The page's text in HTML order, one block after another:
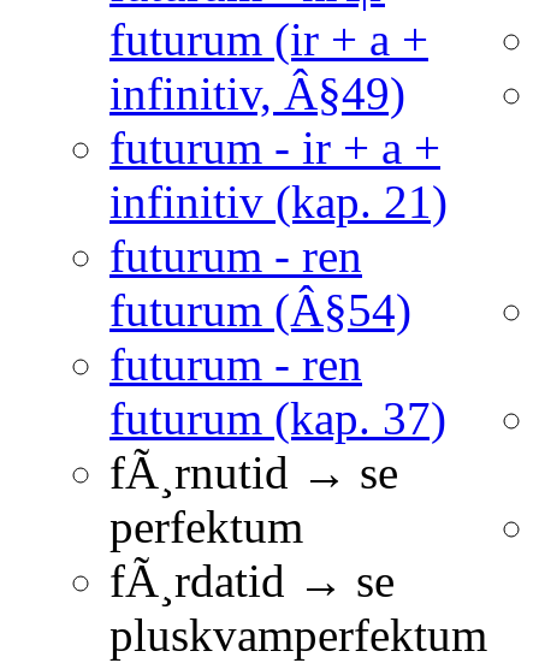
futurum (ir + a +
infinitiv, Â§49)
futurum - ir + a +
infinitiv (kap. 21)
futurum - ren
futurum (Â§54)
futurum - ren
futurum (kap. 37)
fÃ¸rnutid → se
perfektum
fÃ¸rdatid → se
pluskvamperfektum